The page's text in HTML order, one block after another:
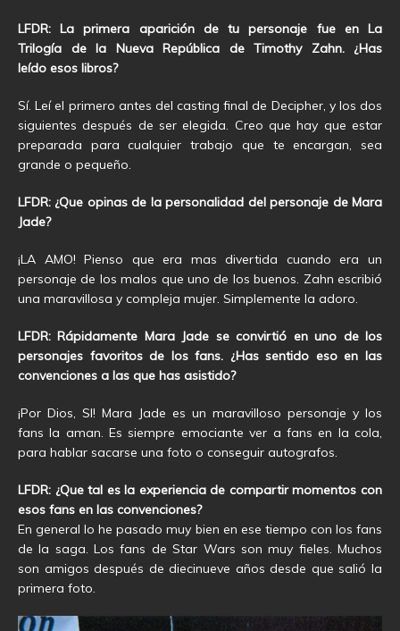
LFDR: La primera aparición de tu personaje fue en La
Trilogía de la Nueva República de Timothy Zahn. ¿Has
leído esos libros?
Sí. Leí el primero antes del casting final de Decipher, y los dos
siguientes después de ser elegida. Creo que hay que estar
preparada para cualquier trabajo que te encargan, sea
grande o pequeño.
LFDR: ¿Que opinas de la personalidad del personaje de Mara
Jade?
¡LA AMO! Pienso que era mas divertida cuando era un
personaje de los malos que uno de los buenos. Zahn escribió
una maravillosa y compleja mujer. Simplemente la adoro.
LFDR: Rápidamente Mara Jade se convirtió en uno de los
personajes favoritos de los fans. ¿Has sentido eso en las
convenciones a las que has asistido?
¡Por Dios, SI! Mara Jade es un maravilloso personaje y los
fans la aman. Es siempre emociante ver a fans en la cola,
para hablar sacarse una foto o conseguir autografos.
LFDR: ¿Que tal es la experiencia de compartir momentos con
esos fans en las convenciones?
En general lo he pasado muy bien en ese tiempo con los fans
de la saga. Los fans de Star Wars son muy fieles. Muchos
son amigos después de diecinueve años desde que salió la
primera foto.